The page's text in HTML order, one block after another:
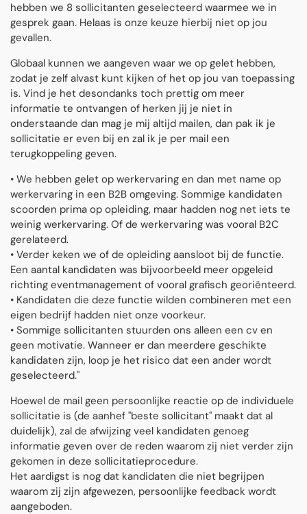
hebben we 8 sollicitanten geselecteerd waarmee we in
gesprek gaan. Helaas is onze keuze hierbij niet op jou
gevallen.
Globaal kunnen we aangeven waar we op gelet hebben,
zodat je zelf alvast kunt kijken of het op jou van toepassing
is. Vind je het desondanks toch prettig om meer
informatie te ontvangen of herken jij je niet in
onderstaande dan mag je mij altijd mailen, dan pak ik je
sollicitatie er even bij en zal ik je per mail een
terugkoppeling geven.
• We hebben gelet op werkervaring en dan met name op
werkervaring in een B2B omgeving. Sommige kandidaten
scoorden prima op opleiding, maar hadden nog net iets te
weinig werkervaring. Of de werkervaring was vooral B2C
gerelateerd.
• Verder keken we of de opleiding aansloot bij de functie.
Een aantal kandidaten was bijvoorbeeld meer opgeleid
richting eventmanagement of vooral grafisch georiënteerd.
• Kandidaten die deze functie wilden combineren met een
eigen bedrijf hadden niet onze voorkeur.
• Sommige sollicitanten stuurden ons alleen een cv en
geen motivatie. Wanneer er dan meerdere geschikte
kandidaten zijn, loop je het risico dat een ander wordt
geselecteerd."
Hoewel de mail geen persoonlijke reactie op de individuele
sollicitatie is (de aanhef "beste sollicitant" maakt dat al
duidelijk), zal de afwijzing veel kandidaten genoeg
informatie geven over de reden waarom zij niet verder zijn
gekomen in deze sollicitatieprocedure.
Het aardigst is nog dat kandidaten die niet begrijpen
waarom zij zijn afgewezen, persoonlijke feedback wordt
aangeboden.